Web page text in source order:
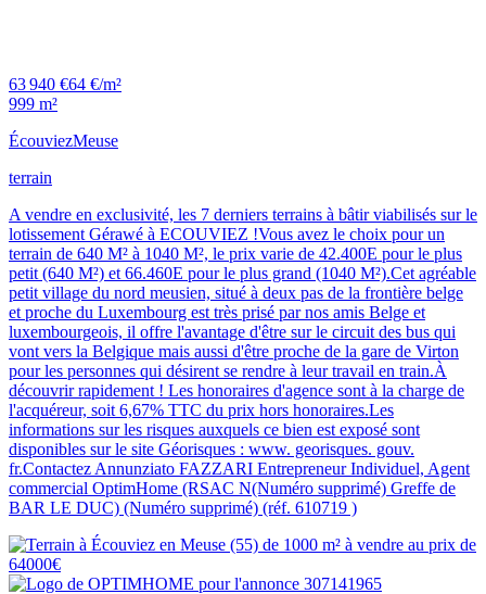
63 940 €64 €/m²
999 m²
ÉcouviezMeuse
terrain
A vendre en exclusivité, les 7 derniers terrains à bâtir viabilisés sur le
lotissement Gérawé à ECOUVIEZ !Vous avez le choix pour un
terrain de 640 M² à 1040 M², le prix varie de 42.400E pour le plus
petit (640 M²) et 66.460E pour le plus grand (1040 M²).Cet agréable
petit village du nord meusien, situé à deux pas de la frontière belge
et proche du Luxembourg est très prisé par nos amis Belge et
luxembourgeois, il offre l'avantage d'être sur le circuit des bus qui
vont vers la Belgique mais aussi d'être proche de la gare de Virton
pour les personnes qui désirent se rendre à leur travail en train.À
découvrir rapidement ! Les honoraires d'agence sont à la charge de
l'acquéreur, soit 6,67% TTC du prix hors honoraires.Les
informations sur les risques auxquels ce bien est exposé sont
disponibles sur le site Géorisques : www. georisques. gouv.
fr.Contactez Annunziato FAZZARI Entrepreneur Individuel, Agent
commercial OptimHome (RSAC N(Numéro supprimé) Greffe de
BAR LE DUC) (Numéro supprimé) (réf. 610719 )